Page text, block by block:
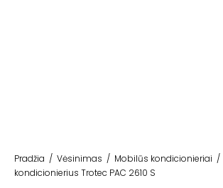
Pradžia / Vėsinimas / Mobilūs kondicionieriai /
kondicionierius Trotec PAC 2610 S